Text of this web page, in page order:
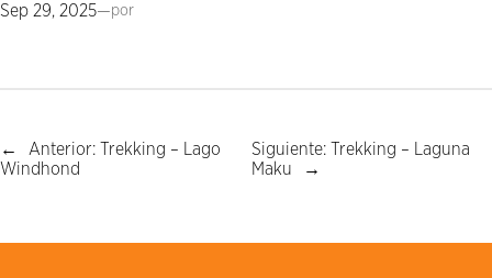
Sep 29, 2025—por
← Anterior:
Trekking – Lago
Windhond
Siguiente:
Trekking – Laguna
Maku
→